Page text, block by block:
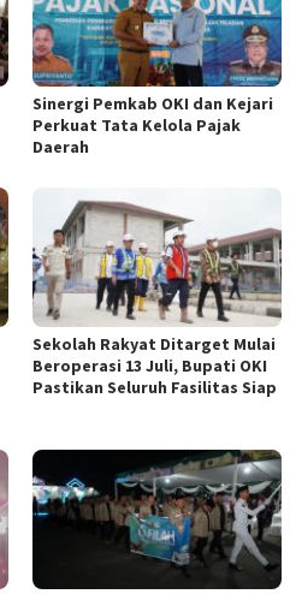
Sinergi Pemkab OKI dan Kejari
Perkuat Tata Kelola Pajak
Daerah
Sekolah Rakyat Ditarget Mulai
Beroperasi 13 Juli, Bupati OKI
Pastikan Seluruh Fasilitas Siap